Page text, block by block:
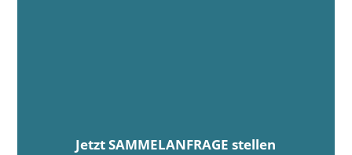
Jetzt SAMMELANFRAGE stellen